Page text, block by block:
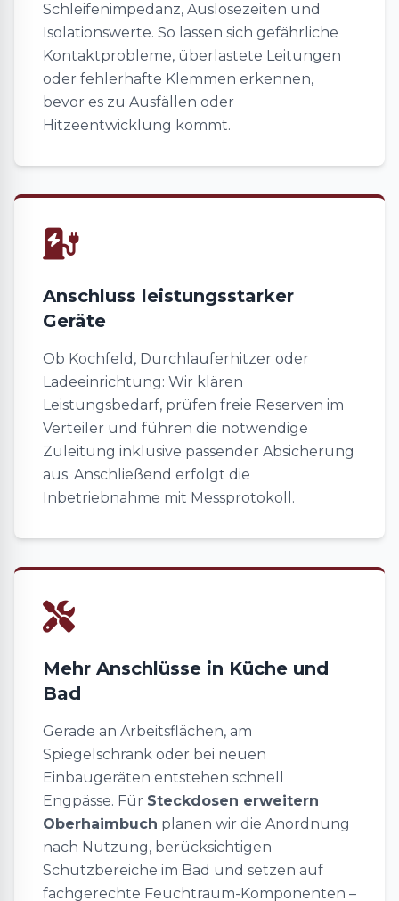
Schleifenimpedanz, Auslösezeiten und
Isolationswerte. So lassen sich gefährliche
Kontaktprobleme, überlastete Leitungen
oder fehlerhafte Klemmen erkennen,
bevor es zu Ausfällen oder
Hitzeentwicklung kommt.
Anschluss leistungsstarker
Geräte
Ob Kochfeld, Durchlauferhitzer oder
Ladeeinrichtung: Wir klären
Leistungsbedarf, prüfen freie Reserven im
Verteiler und führen die notwendige
Zuleitung inklusive passender Absicherung
aus. Anschließend erfolgt die
Inbetriebnahme mit Messprotokoll.
Mehr Anschlüsse in Küche und
Bad
Gerade an Arbeitsflächen, am
Spiegelschrank oder bei neuen
Einbaugeräten entstehen schnell
Engpässe. Für Steckdosen erweitern
Oberhaimbuch planen wir die Anordnung
nach Nutzung, berücksichtigen
Schutzbereiche im Bad und setzen auf
fachgerechte Feuchtraum-Komponenten –